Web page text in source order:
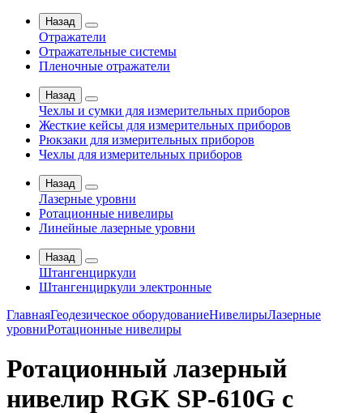
Назад
Отражатели
Отражательные системы
Пленочные отражатели
Назад
Чехлы и сумки для измерительных приборов
Жесткие кейсы для измерительных приборов
Рюкзаки для измерительных приборов
Чехлы для измерительных приборов
Назад
Лазерные уровни
Ротационные нивелиры
Линейные лазерные уровни
Назад
Штангенциркули
Штангенциркули электронные
ГлавнаяГеодезическое оборудованиеНивелирыЛазерные
уровниРотационные нивелиры
Ротационный лазерный
нивелир RGK SP-610G с